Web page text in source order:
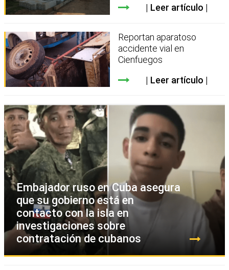
Leer artículo
Reportan aparatoso
accidente vial en
Cienfuegos
Leer artículo
Embajador ruso en Cuba asegura
que su gobierno está en
contacto con la isla en
investigaciones sobre
contratación de cubanos